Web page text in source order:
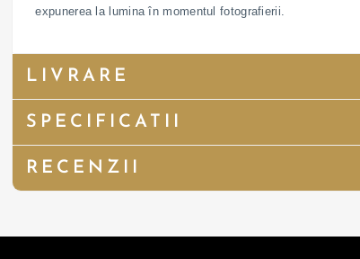
expunerea la lumina în momentul fotografierii.
LIVRARE
SPECIFICATII
RECENZII